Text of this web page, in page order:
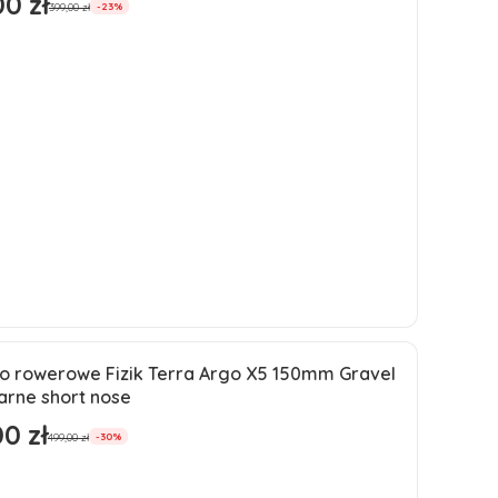
399,00 zł -23%
Do koszyka
rowerowe Fizik Terra Argo X5 150mm Gravel
short nose
zł499,00 zł -30%